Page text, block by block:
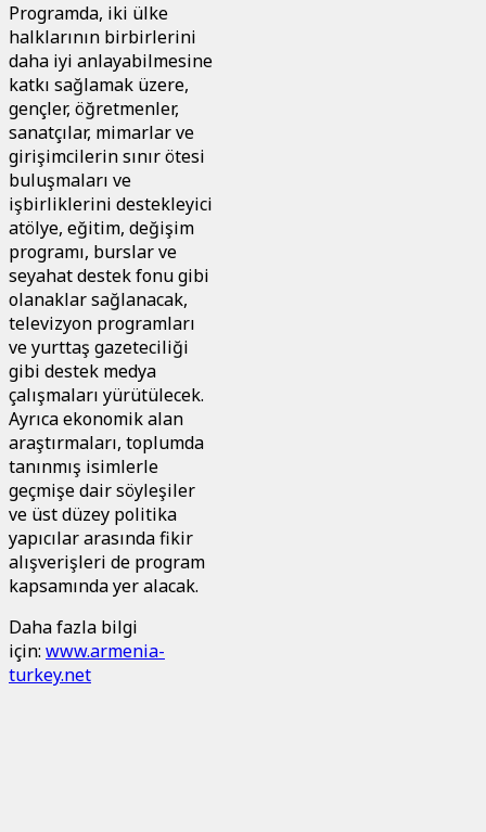
Programda, iki ülke
halklarının birbirlerini
daha iyi anlayabilmesine
katkı sağlamak üzere,
gençler, öğretmenler,
sanatçılar, mimarlar ve
girişimcilerin sınır ötesi
buluşmaları ve
işbirliklerini destekleyici
atölye, eğitim, değişim
programı, burslar ve
seyahat destek fonu gibi
olanaklar sağlanacak,
televizyon programları
ve yurttaş gazeteciliği
gibi destek medya
çalışmaları yürütülecek.
Ayrıca ekonomik alan
araştırmaları, toplumda
tanınmış isimlerle
geçmişe dair söyleşiler
ve üst düzey politika
yapıcılar arasında fikir
alışverişleri de program
kapsamında yer alacak.
Daha fazla bilgi
için: www.armenia-
turkey.net